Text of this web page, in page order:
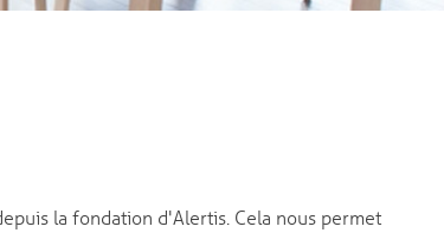
la fondation d'Alertis. Cela nous permet